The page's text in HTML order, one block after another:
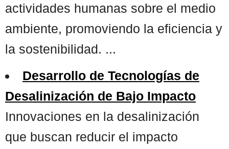
actividades humanas sobre el medio
ambiente, promoviendo la eficiencia y
la sostenibilidad. ...
Desarrollo de Tecnologías de
Desalinización de Bajo Impacto
Innovaciones en la desalinización
que buscan reducir el impacto